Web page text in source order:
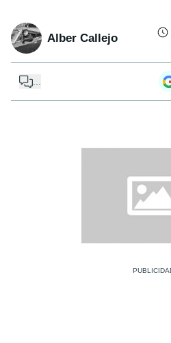
Alber Callejo
...